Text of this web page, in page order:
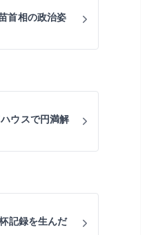
首相の政治姿
ウスで円満解
記録を生んだ